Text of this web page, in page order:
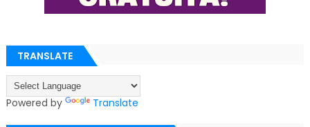
TRANSLATE
Powered by Translate